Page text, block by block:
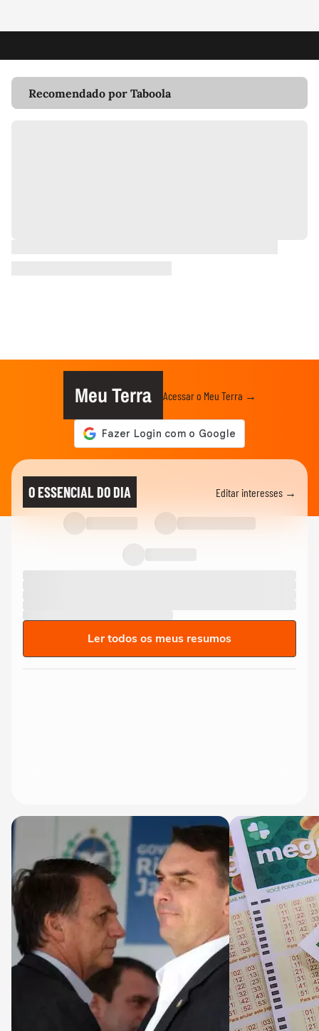
Recomendado por Taboola
Meu Terra Acessar o Meu Terra →
O ESSENCIAL DO DIA Editar interesses →
Ler todos os meus resumos